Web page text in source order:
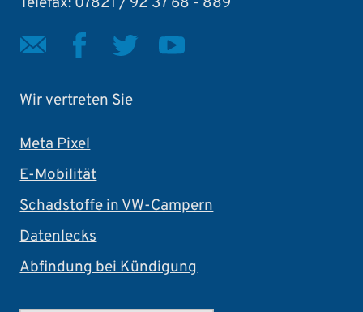
Wir vertreten Sie
Meta Pixel
E-Mobilität
Schadstoffe in VW-Campern
Datenlecks
Abfindung bei Kündigung